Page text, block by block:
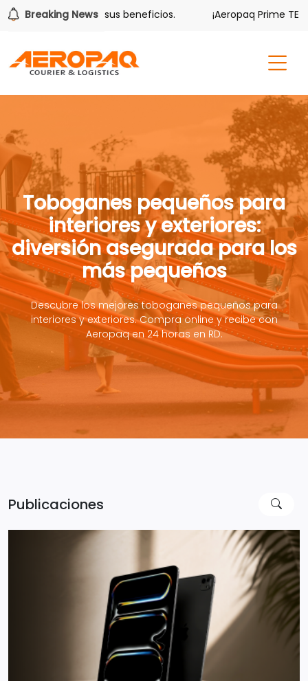
Breaking News
también tiene sus beneficios. ¡Aeropaq Prime TE DA
Toboganes pequeños para
interiores y exteriores:
diversión asegurada para los
más pequeños
Descubre los mejores toboganes pequeños para
interiores y exteriores. Compra online y recibe con
Aeropaq en 24 horas en RD.
Publicaciones